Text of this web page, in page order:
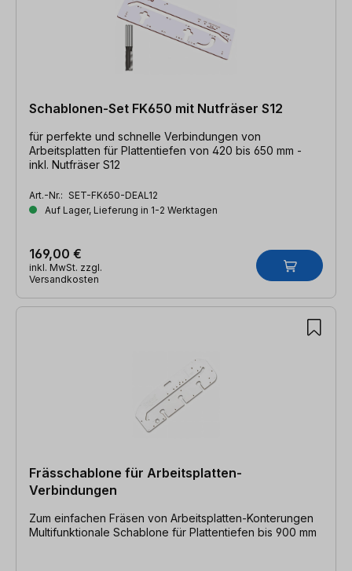
Schablonen-Set FK650 mit Nutfräser S12
für perfekte und schnelle Verbindungen von
Arbeitsplatten für Plattentiefen von 420 bis 650 mm -
inkl. Nutfräser S12
Art.-Nr.: SET-FK650-DEAL12
Auf Lager, Lieferung in 1-2 Werktagen
169,00 €
inkl. MwSt. zzgl.
Versandkosten
Frässchablone für Arbeitsplatten-
Verbindungen
Zum einfachen Fräsen von Arbeitsplatten-Konterungen
Multifunktionale Schablone für Plattentiefen bis 900 mm